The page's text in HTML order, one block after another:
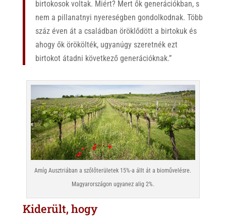
birtokosok voltak. Miért? Mert ők generációkban, s
nem a pillanatnyi nyereségben gondolkodnak. Több
száz éven át a családban öröklődött a birtokuk és
ahogy ők örökölték, ugyanúgy szeretnék ezt
birtokot átadni következő generációknak.”
Amíg Ausztriában a szőlőterületek 15%-a állt át a bioművelésre.
Magyarországon ugyanez alig 2%.
Kiderült, hogy